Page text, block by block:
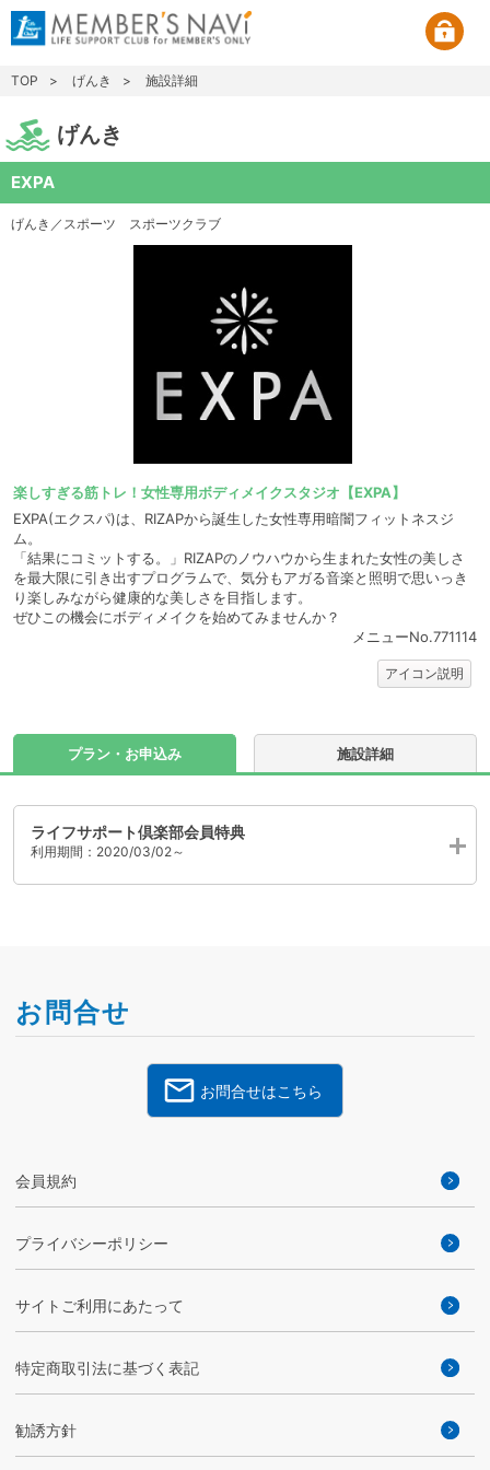
TOP げんき 施設詳細
げんき
EXPA
げんき／スポーツ スポーツクラブ
楽しすぎる筋トレ！女性専用ボディメイクスタジオ【EXPA】
EXPA(エクスパ)は、RIZAPから誕生した女性専用暗闇フィットネスジ
ム。
「結果にコミットする。」RIZAPのノウハウから生まれた女性の美しさ
を最大限に引き出すプログラムで、気分もアガる音楽と照明で思いっき
り楽しみながら健康的な美しさを目指します。
ぜひこの機会にボディメイクを始めてみませんか？
メニューNo.771114
アイコン説明
プラン・お申込み 施設詳細
ライフサポート倶楽部会員特典
利用期間：2020/03/02～
お問合せ
お問合せはこちら
会員規約
プライバシーポリシー
サイトご利用にあたって
特定商取引法に基づく表記
勧誘方針